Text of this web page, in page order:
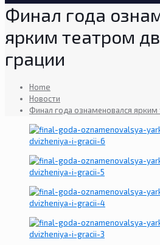
Финал года
ярким театром
грации
Home
Новости
Финал года ознаменовался